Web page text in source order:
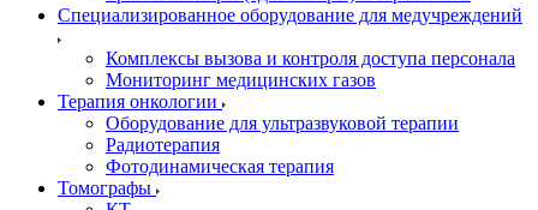
Специализированное оборудование для медучреждений
Комплексы вызова и контроля доступа персонала
Мониторинг медицинских газов
Терапия онкологии
Оборудование для ультразвуковой терапии
Радиотерапия
Фотодинамическая терапия
Томографы